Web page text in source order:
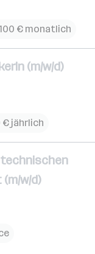
€ monatlich
(m/w/d)
€ jährlich
technischen
w/d)